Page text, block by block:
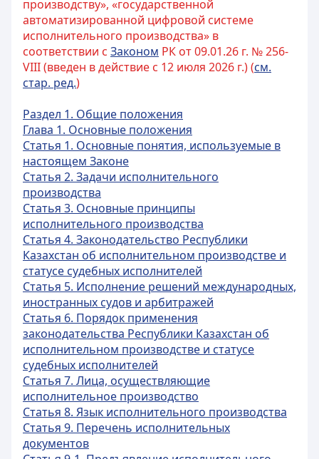
производству», «государственной
автоматизированной цифровой системе
исполнительного производства» в
соответствии с Законом РК от 09.01.26 г. № 256-
VIII (введен в действие с 12 июля 2026 г.) (см.
стар. ред.)
Раздел 1. Общие положения
Глава 1. Основные положения
Статья 1. Основные понятия, используемые в
настоящем Законе
Статья 2. Задачи исполнительного
производства
Статья 3. Основные принципы
исполнительного производства
Статья 4. Законодательство Республики
Казахстан об исполнительном производстве и
статусе судебных исполнителей
Статья 5. Исполнение решений международных,
иностранных судов и арбитражей
Статья 6. Порядок применения
законодательства Республики Казахстан об
исполнительном производстве и статусе
судебных исполнителей
Статья 7. Лица, осуществляющие
исполнительное производство
Статья 8. Язык исполнительного производства
Статья 9. Перечень исполнительных
документов